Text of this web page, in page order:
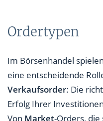
Ordertypen
Im Börsenhandel
eine entscheidende
Verkaufsorder: Die
Erfolg Ihrer
Von Market-Orders,